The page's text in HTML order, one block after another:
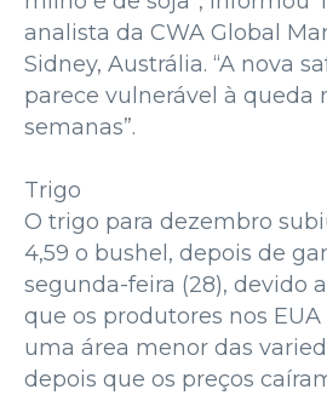
analista da CWA Global
Sidney, Austrália. “A nova
parece vulnerável à queda
semanas”.
Trigo
O trigo para dezembro
4,59 o bushel, depois de
segunda-feira (28), devido
que os produtores nos
uma área menor das
depois que os preços